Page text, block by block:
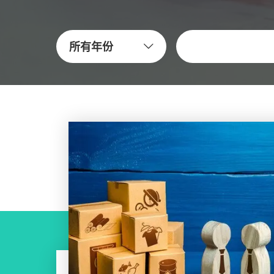
所有年份
關鍵字